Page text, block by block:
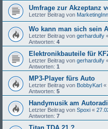
Umfrage zur Akzeptanz
Letzter Beitrag von
Wo kann man sich sein
Letzter Beitrag von gerharduify
Antworten: 4
Elektronikbauteile für
Letzter Beitrag von gerharduify
Antworten: 1
MP3-Player fürs Auto
Letzter Beitrag von BobbyKarl «
Antworten: 5
Handymusik am
Letzter Beitrag von Spoxi «
Antworten: 7